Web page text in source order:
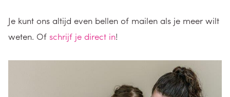
Je kunt ons altijd even bellen of mailen als je meer wilt
weten. Of schrijf je direct in!